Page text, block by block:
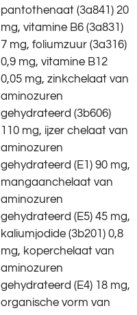
pantothenaat (3a841) 20
mg, vitamine B6 (3a831)
7 mg, foliumzuur (3a316)
0,9 mg, vitamine B12
0,05 mg, zinkchelaat van
aminozuren
gehydrateerd (3b606)
110 mg, ijzer chelaat van
aminozuren
gehydrateerd (E1) 90 mg,
mangaanchelaat van
aminozuren
gehydrateerd (E5) 45 mg,
kaliumjodide (3b201) 0,8
mg, koperchelaat van
aminozuren
gehydrateerd (E4) 18 mg,
organische vorm van